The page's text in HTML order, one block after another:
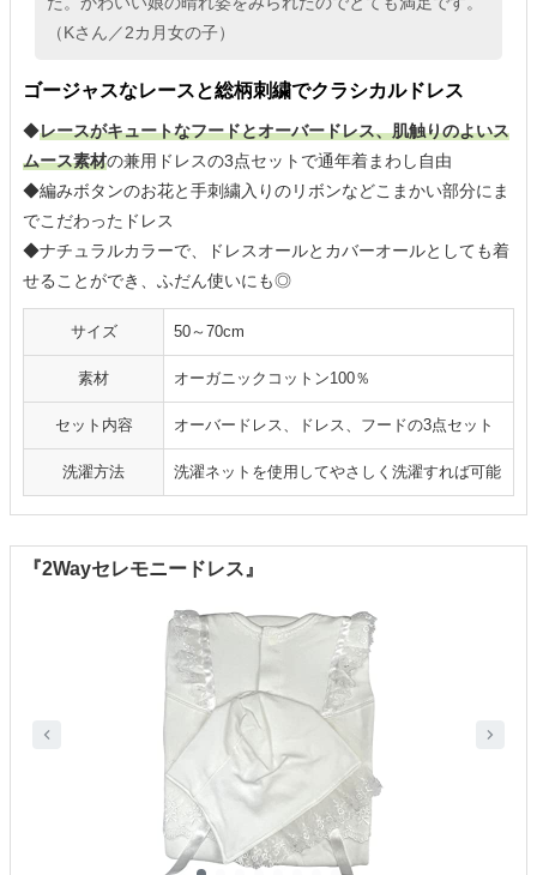
（Kさん／2カ月女の子）
ゴージャスなレースと総柄刺繍でクラシカルドレス
◆レースがキュートなフードとオーバードレス、肌触りのよいス
ムース素材の兼用ドレスの3点セットで通年着まわし自由
◆編みボタンのお花と手刺繍入りのリボンなどこまかい部分にま
でこだわったドレス
◆ナチュラルカラーで、ドレスオールとカバーオールとしても着
せることができ、ふだん使いにも◎
サイズ 50～70cm
素材 オーガニックコットン100％
セット内容 オーバードレス、ドレス、フードの3点セット
洗濯方法 洗濯ネットを使用してやさしく洗濯すれば可能
『2Wayセレモニードレス』